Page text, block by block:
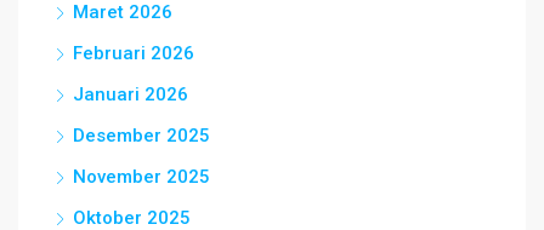
Maret 2026
Februari 2026
Januari 2026
Desember 2025
November 2025
Oktober 2025